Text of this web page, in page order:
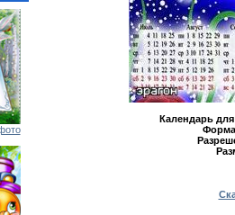
Календарь